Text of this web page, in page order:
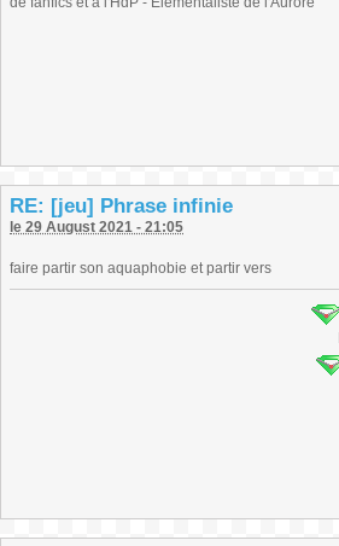
RE: [jeu] Phrase infinie
le 29 August 2021 - 21:05
faire partir son aquaphobie et partir vers